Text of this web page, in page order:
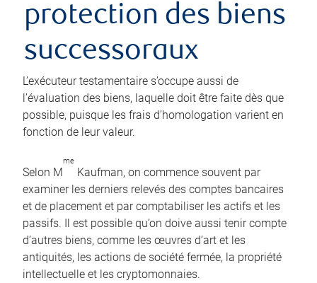
protection des biens
successoraux
L’exécuteur testamentaire s’occupe aussi de
l’évaluation des biens, laquelle doit être faite dès que
possible, puisque les frais d’homologation varient en
fonction de leur valeur.
Selon M
me
Kaufman, on commence souvent par
examiner les derniers relevés des comptes bancaires
et de placement et par comptabiliser les actifs et les
passifs. Il est possible qu’on doive aussi tenir compte
d’autres biens, comme les œuvres d’art et les
antiquités, les actions de société fermée, la propriété
intellectuelle et les cryptomonnaies.